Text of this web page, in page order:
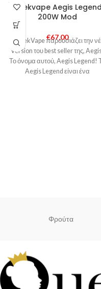
SOLD
OUT
Geekvape Aegis Legend
200W Mod
€67,00
Η GeekVape παρουσιάζει την
Version του best seller της,
Το όνομα αυτού, Aegis Legend!
Aegis Legend είναι ένα
Φρούτα